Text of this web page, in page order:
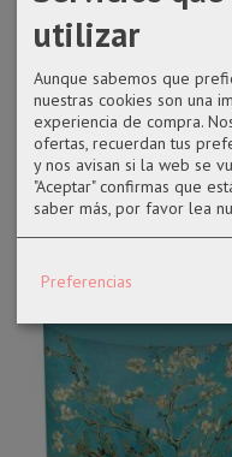
utilizar
Aunque sabemos que
nuestras cookies son una
experiencia de compra.
ofertas, recuerdan tus
y nos avisan si la web se
"Aceptar" confirmas que
saber más, por favor lea
Preferencias